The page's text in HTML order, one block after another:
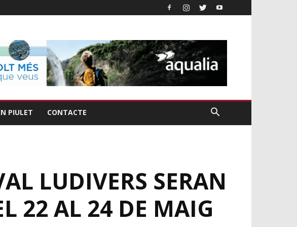
PIULET CONTACTE
LUDIVERS SERAN
22 AL 24 DE MAIG